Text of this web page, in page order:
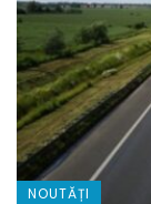
NOUTĂȚI